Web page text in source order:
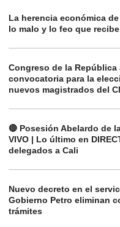
La herencia económica
lo malo y lo feo que
Congreso de la República
convocatoria para la
nuevos magistrados del
🔴 Posesión Abelardo de
VIVO | Lo último en
delegados a Cali
Nuevo decreto en el
Gobierno Petro eliminan
trámites